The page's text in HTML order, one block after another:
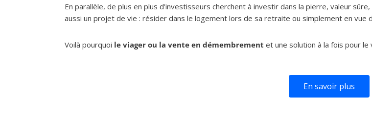
En parallèle, de plus en plus d’investisseurs cherchent à investir dans la pierre, valeur
aussi un projet de vie : résider dans le logement lors de sa retraite ou simplement en vue
Voilà pourquoi le viager ou la vente en démembrement et une solution à la fois pour le
En savoir plus